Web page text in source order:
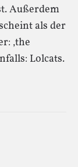
Außerdem
als der
‚the
Lolcats.